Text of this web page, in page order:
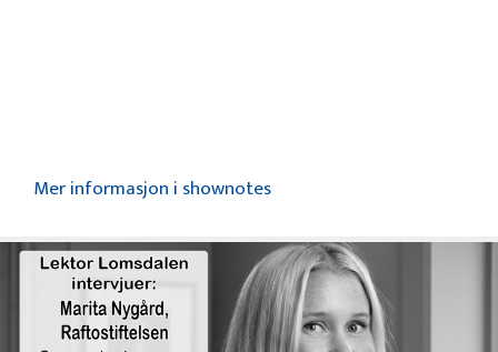
Mer informasjon i shownotes